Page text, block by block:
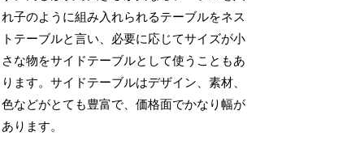
れ子のように組み入れられるテーブルをネス
トテーブルと言い、必要に応じてサイズが小
さな物をサイドテーブルとして使うこともあ
ります。サイドテーブルはデザイン、素材、
色などがとても豊富で、価格面でかなり幅が
あります。